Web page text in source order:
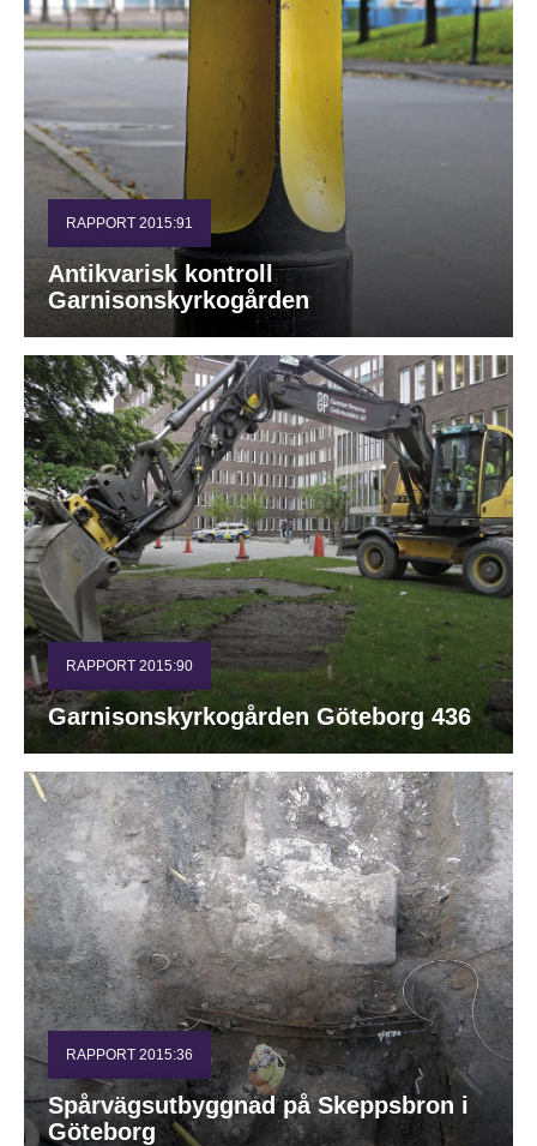
RAPPORT 2015:91
Antikvarisk kontroll
Garnisonskyrkogården
RAPPORT 2015:90
Garnisonskyrkogården Göteborg 436
RAPPORT 2015:36
Spårvägsutbyggnad på Skeppsbron i
Göteborg